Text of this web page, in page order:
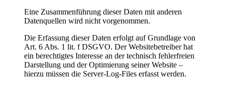
Eine Zusammenführung dieser Daten mit anderen
Datenquellen wird nicht vorgenommen.
Die Erfassung dieser Daten erfolgt auf Grundlage von
Art. 6 Abs. 1 lit. f DSGVO. Der Websitebetreiber hat
ein berechtigtes Interesse an der technisch fehlerfreien
Darstellung und der Optimierung seiner Website –
hierzu müssen die Server-Log-Files erfasst werden.